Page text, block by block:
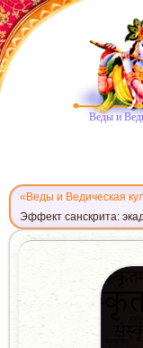
Веды и
«Веды и Ведическая
Эффект санскрита:
ЭФФЕКТ
САНСКРИТА